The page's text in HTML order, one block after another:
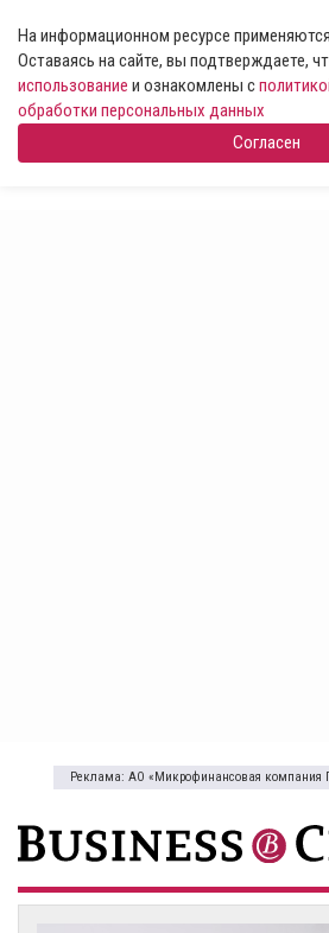
На информационном ресурсе
Оставаясь на сайте, вы подтверждаете,
использование и ознакомлены с
обработки персональных данных
Согласен
Реклама: АО «Микрофинансовая компания